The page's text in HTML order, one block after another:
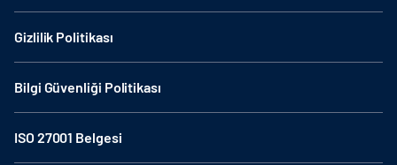
Gizlilik Politikası
Bilgi Güvenliği Politikası
ISO 27001 Belgesi